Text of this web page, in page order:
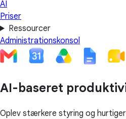
AI
Priser
Ressourcer
Administrationskonsol
AI-baseret
Oplev stærkere styring og